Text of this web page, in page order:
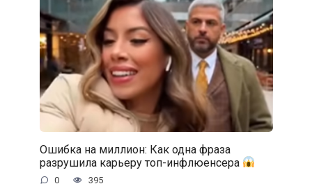
Ошибка на миллион: Как одна фраза
разрушила карьеру топ-инфлюенсера
0 395